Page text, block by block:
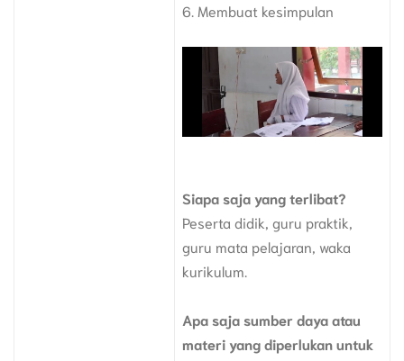
6. Membuat kesimpulan
Siapa saja yang terlibat?
Peserta didik, guru praktik,
guru mata pelajaran, waka
kurikulum.
Apa saja sumber daya atau
materi yang diperlukan untuk